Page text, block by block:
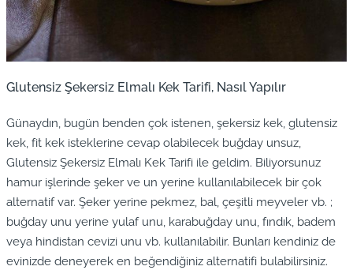
Glutensiz Şekersiz Elmalı Kek Tarifi, Nasıl Yapılır
Günaydın, bugün benden çok istenen, şekersiz kek, glutensiz
kek, fit kek isteklerine cevap olabilecek buğday unsuz,
Glutensiz Şekersiz Elmalı Kek Tarifi ile geldim. Biliyorsunuz
hamur işlerinde şeker ve un yerine kullanılabilecek bir çok
alternatif var. Şeker yerine pekmez, bal, çeşitli meyveler vb. ;
buğday unu yerine yulaf unu, karabuğday unu, fındık, badem
veya hindistan cevizi unu vb. kullanılabilir. Bunları kendiniz de
evinizde deneyerek en beğendiğiniz alternatifi bulabilirsiniz.